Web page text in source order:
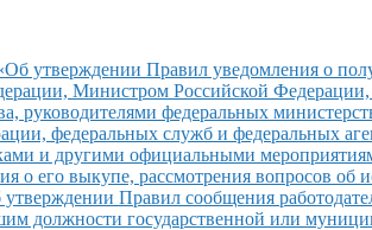
утверждении Правил уведомления о
Министром Российской Федерации,
руководителями федеральных
федеральных служб и федеральных
и другими официальными
о его выкупе, рассмотрения вопросов об
Правил сообщения
должности государственной или